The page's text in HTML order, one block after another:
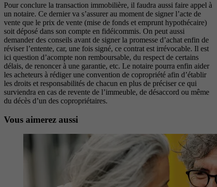
Pour conclure la transaction immobilière, il faudra aussi faire appel à
un notaire. Ce dernier va s’assurer au moment de signer l’acte de
vente que le prix de vente (mise de fonds et emprunt hypothécaire)
soit déposé dans son compte en fidéicommis. On peut aussi
demander des conseils avant de signer la promesse d’achat enfin de
réviser l’entente, car, une fois signé, ce contrat est irrévocable. Il est
ici question d’acompte non remboursable, du respect de certains
délais, de renoncer à une garantie, etc. Le notaire pourra enfin aider
les acheteurs à rédiger une convention de copropriété afin d’établir
les droits et responsabilités de chacun en plus de préciser ce qui
surviendra en cas de revente de l’immeuble, de désaccord ou même
du décès d’un des copropriétaires.
Vous aimerez aussi